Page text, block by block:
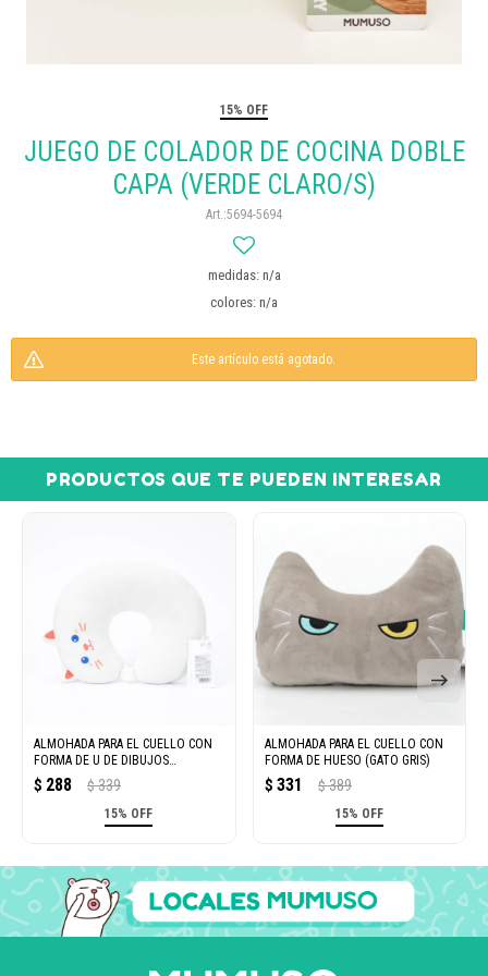
15% OFF
JUEGO DE COLADOR DE COCINA DOBLE
CAPA (VERDE CLARO/S)
5694-5694
medidas: n/a
colores: n/a
Este artículo está agotado.
PRODUCTOS QUE TE PUEDEN INTERESAR
ALMOHADA PARA EL CUELLO CON
FORMA DE U DE DIBUJOS
ANIMADOS (GATO BLANCO)
$ 288 $ 339
15% OFF
ALMOHADA PARA EL CUELLO CON
FORMA DE HUESO (GATO GRIS)
$ 331 $ 389
15% OFF